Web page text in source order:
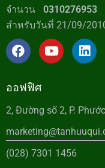
จำนวน 0310276953
สำหรับวันที่ 21/09/
ออฟฟิศ
2, Đường số 2, P.
(028) 7301 1456